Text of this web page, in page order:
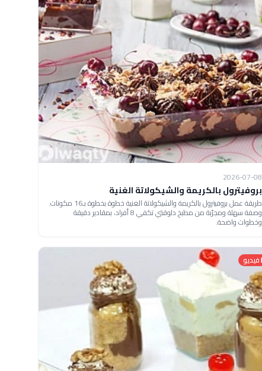
2026-07-08
بروفيترول بالكريمة والشيكولاتة الغنية
طريقة عمل بروفيترول بالكريمة والشيكولاتة الغنية خطوة بخطوة بـ16 مكونات.
وصفة سهلة ومجرّبة من مطبخ دلوقتي تكفي 8 أفراد، بمقادير دقيقة
وخطوات واضحة.
فيديو